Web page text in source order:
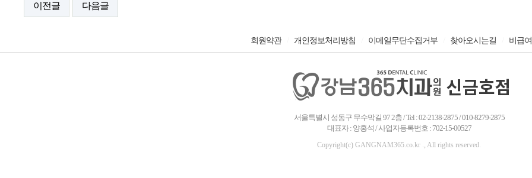
이전글 다음글
회원약관 개인정보처리방침 이메일무단수집거부 찾아오시는길 비급
서울특별시 성동구 무수막길 97 2층 / Tel : 02-2138-2875 / 010-8279-2875
대표자 : 양홍석 / 사업자등록번호 : 702-15-00527
Copyright(c) GANGNAM365.co.kr ., All rights reserved.